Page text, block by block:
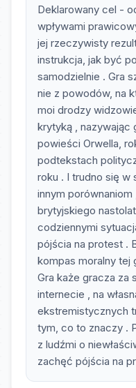
Deklarowany cel -
wpływami
jej rzeczywisty
instrukcja, jak być
samodzielnie . Gra
nie z powodów, na
moi drodzy
krytyką , nazywając
powieści Orwella,
podtekstach
roku . I trudno się w
innym
brytyjskiego
codziennymi
pójścia na protest .
kompas moralny tej
Gra każe gracza za
internecie , na
ekstremistycznych
tym, co to znaczy .
z ludźmi o
zachęć pójścia na